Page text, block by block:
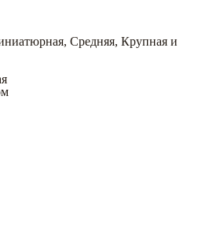
, Средняя, Крупная и